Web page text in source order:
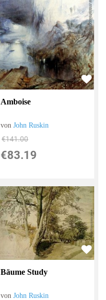
Amboise
vonJohn Ruskin
€141.00
€83.19
Bäume Study
vonJohn Ruskin